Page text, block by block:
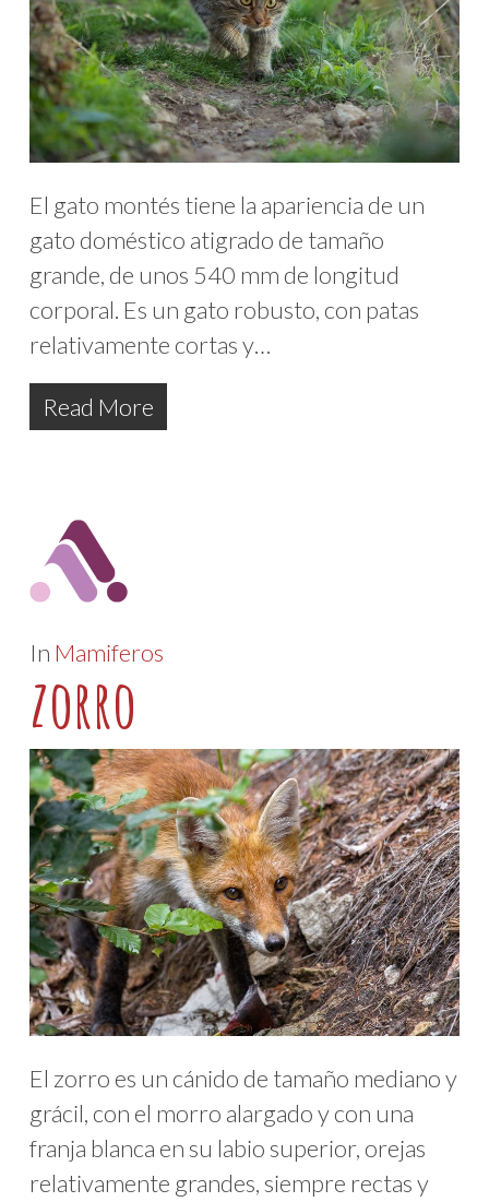
El gato montés tiene la apariencia de un
gato doméstico atigrado de tamaño
grande, de unos 540 mm de longitud
corporal. Es un gato robusto, con patas
relativamente cortas y…
Read More
In Mamiferos
zorro
El zorro es un cánido de tamaño mediano y
grácil, con el morro alargado y con una
franja blanca en su labio superior, orejas
relativamente grandes, siempre rectas y